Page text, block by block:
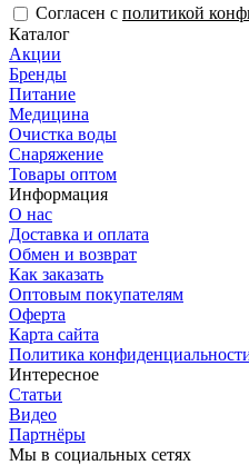
Согласен с политикой
Каталог
Акции
Бренды
Питание
Медицина
Очистка воды
Снаряжение
Товары оптом
Информация
О нас
Доставка и оплата
Обмен и возврат
Как заказать
Оптовым покупателям
Оферта
Карта сайта
Политика
Интересное
Статьи
Видео
Партнёры
Мы в социальных сетях